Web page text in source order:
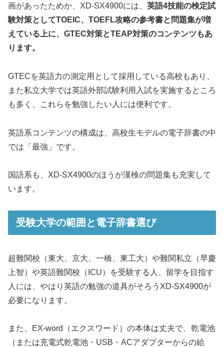
画があったためか、XD-SX4900には、 英語4技能の検定試
験対策としてTOEIC、TOEFL攻略の参考書と問題集が増
えている上に、GTEC対策とTEAP対策のコンテンツもあ
ります。
GTECを英語力の測定用として採用している高校もあり、
また私立大学では英語外部試験利用入試を実施するところ
も多く、これらを勉強したい人には便利です。
英語系コンテンツの構成は、高校生モデルの電子辞書の中
では「最強」です。
国語系も、XD-SX4900のほうが漢検の問題集も充実して
います。
受験大学の範囲と電子辞書選び
超難関校（東大、京大、一橋、東工大）や難関私立（早慶
上智）や英語難関校（ICU）を受験する人、留学を目指す
人には、やはり英語の勉強の道具がそろうXD-SX4900が
必要になります。
また、EX-word（エクスワード）の本体は丈夫で、乾電池
（または充電式乾電池・USB・ACアダプターからの給